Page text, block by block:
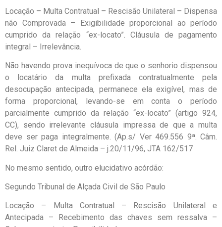
Locação – Multa Contratual – Rescisão Unilateral – Dispensa
não Comprovada – Exigibilidade proporcional ao período
cumprido da relação “ex-locato”. Cláusula de pagamento
integral – Irrelevância.
Não havendo prova inequívoca de que o senhorio dispensou
o locatário da multa prefixada contratualmente pela
desocupação antecipada, permanece ela exigível, mas de
forma proporcional, levando-se em conta o período
parcialmente cumprido da relação “ex-locato” (artigo 924,
CC), sendo irrelevante cláusula impressa de que a multa
deve ser paga integralmente. (Ap.s/ Ver 469.556 9ª. Câm.
Rel. Juiz Claret de Almeida – j.20/11/96, JTA 162/517
No mesmo sentido, outro elucidativo acórdão:
Segundo Tribunal de Alçada Civil de São Paulo
Locação – Multa Contratual – Rescisão Unilateral e
Antecipada – Recebimento das chaves sem ressalva –